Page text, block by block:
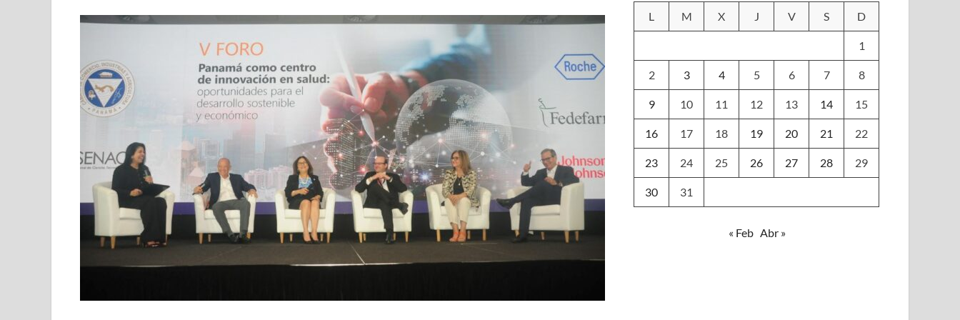
L M X J V S D
1
2 3 4 5 6 7 8
9 10 11 12 13 14 15
16 17 18 19 20 21 22
23 24 25 26 27 28 29
30 31
« Feb Abr »